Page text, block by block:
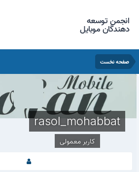
انجمن توسعه
دهندگان موبایل
صفحه نخست
rasol_mohabbat
کاربر معمولی